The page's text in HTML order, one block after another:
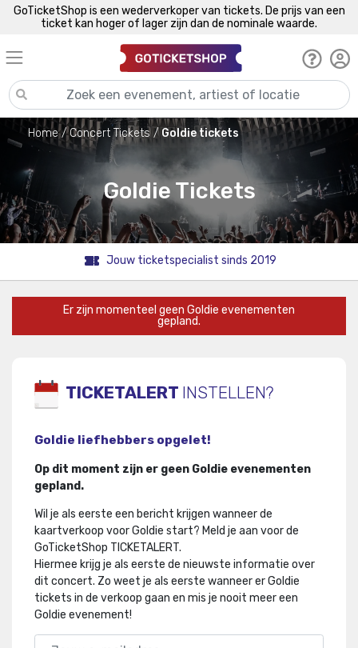
GoTicketShop is een wederverkoper van tickets. De prijs van een
ticket kan hoger of lager zijn dan de nominale waarde.
Home Concert Tickets Goldie tickets
Goldie Tickets
Jouw ticketspecialist sinds 2019
Er zijn momenteel geen Goldie evenementen
gepland.
TICKETALERT INSTELLEN?
Goldie liefhebbers opgelet!
Op dit moment zijn er geen Goldie evenementen
gepland.
Wil je als eerste een bericht krijgen wanneer de
kaartverkoop voor Goldie start? Meld je aan voor de
GoTicketShop TICKETALERT.
Hiermee krijg je als eerste de nieuwste informatie over
dit concert. Zo weet je als eerste wanneer er Goldie
tickets in de verkoop gaan en mis je nooit meer een
Goldie evenement!